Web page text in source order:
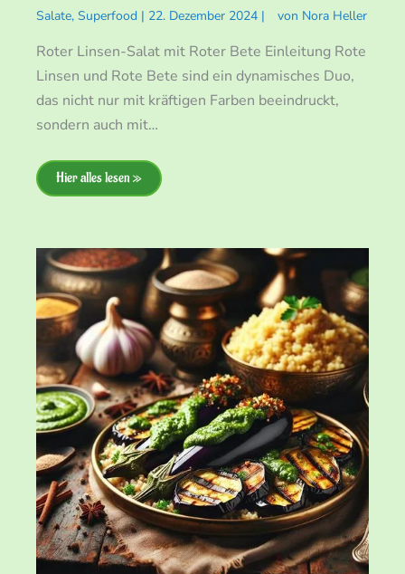
Salate, Superfood | 22. Dezember 2024 | von Nora Heller
Roter Linsen-Salat mit Roter Bete Einleitung Rote
Linsen und Rote Bete sind ein dynamisches Duo,
das nicht nur mit kräftigen Farben beeindruckt,
sondern auch mit…
Hier alles lesen »